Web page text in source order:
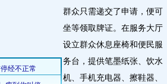
群众只需递交了申请，便可
坐等领取牌证。在服务大厅
设立群众休息座椅和便民服
务台，提供笔墨纸张、饮水
机、手机充电器、擦鞋器、